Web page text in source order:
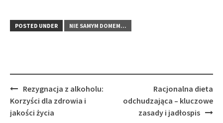
POSTED UNDER NIE SAMYM DOMEM...
Post
navigation
Rezygnacja z alkoholu:
Korzyści dla zdrowia i
jakości życia
Racjonalna dieta
odchudzająca – kluczowe
zasady i jadłospis